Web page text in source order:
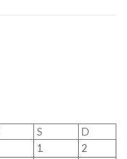
S
D
1
2